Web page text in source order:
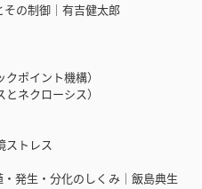
の制御｜有吉健太郎
ポイント機構）
ネクローシス）
ストレス
発生・分化のしくみ｜飯島典生